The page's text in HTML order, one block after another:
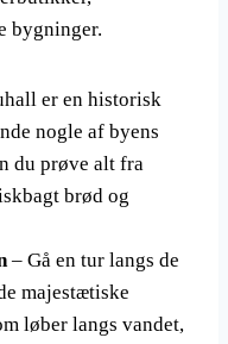
bygninger.
er en historisk
nogle af byens
du prøve alt fra
brød og
– Gå en tur langs de
majestætiske
løber langs vandet,